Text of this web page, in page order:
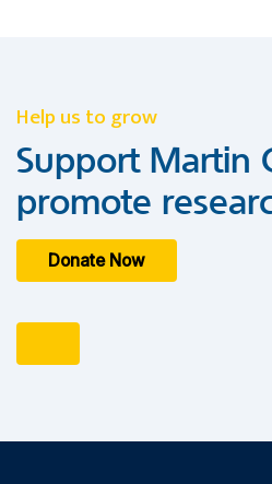
Help us to grow
Support Martin
promote
Donate Now